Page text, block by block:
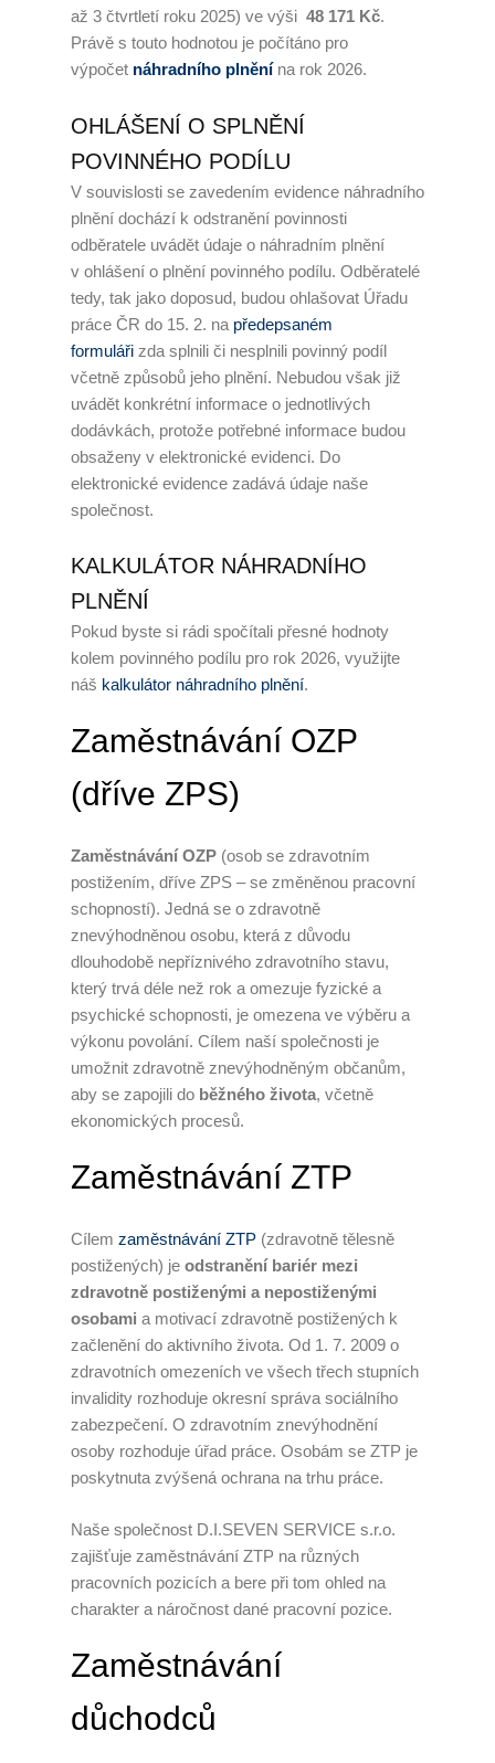
až 3 čtvrtletí roku 2025) ve výši 48 171 Kč.
Právě s touto hodnotou je počítáno pro
výpočet náhradního plnění na rok 2026.
OHLÁŠENÍ O SPLNĚNÍ
POVINNÉHO PODÍLU
V souvislosti se zavedením evidence náhradního
plnění dochází k odstranění povinnosti
odběratele uvádět údaje o náhradním plnění
v ohlášení o plnění povinného podílu. Odběratelé
tedy, tak jako doposud, budou ohlašovat Úřadu
práce ČR do 15. 2. na předepsaném
formuláři zda splnili či nesplnili povinný podíl
včetně způsobů jeho plnění. Nebudou však již
uvádět konkrétní informace o jednotlivých
dodávkách, protože potřebné informace budou
obsaženy v elektronické evidenci. Do
elektronické evidence zadává údaje naše
společnost.
KALKULÁTOR NÁHRADNÍHO
PLNĚNÍ
Pokud byste si rádi spočítali přesné hodnoty
kolem povinného podílu pro rok 2026, využijte
náš kalkulátor náhradního plnění.
Zaměstnávání OZP
(dříve ZPS)
Zaměstnávání OZP (osob se zdravotním
postižením, dříve ZPS – se změněnou pracovní
schopností). Jedná se o zdravotně
znevýhodněnou osobu, která z důvodu
dlouhodobě nepříznivého zdravotního stavu,
který trvá déle než rok a omezuje fyzické a
psychické schopnosti, je omezena ve výběru a
výkonu povolání. Cílem naší společnosti je
umožnit zdravotně znevýhodněným občanům,
aby se zapojili do běžného života, včetně
ekonomických procesů.
Zaměstnávání ZTP
Cílem zaměstnávání ZTP (zdravotně tělesně
postižených) je odstranění bariér mezi
zdravotně postiženými a nepostiženými
osobami a motivací zdravotně postižených k
začlenění do aktivního života. Od 1. 7. 2009 o
zdravotních omezeních ve všech třech stupních
invalidity rozhoduje okresní správa sociálního
zabezpečení. O zdravotním znevýhodnění
osoby rozhoduje úřad práce. Osobám se ZTP je
poskytnuta zvýšená ochrana na trhu práce.
Naše společnost D.I.SEVEN SERVICE s.r.o.
zajišťuje zaměstnávání ZTP na různých
pracovních pozicích a bere při tom ohled na
charakter a náročnost dané pracovní pozice.
Zaměstnávání
důchodců